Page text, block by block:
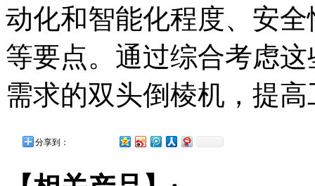
动化和智能化程度、安
等要点。通过综合考虑
需求的双头倒棱机，提
分享到：